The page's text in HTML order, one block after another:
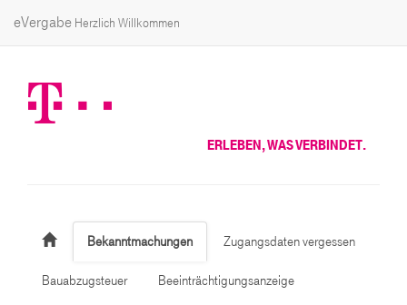
eVergabe Herzlich Willkommen
ERLEBEN, WAS VERBINDET.
Bekanntmachungen Zugangsdaten vergessen
Bauabzugsteuer Beeinträchtigungsanzeige